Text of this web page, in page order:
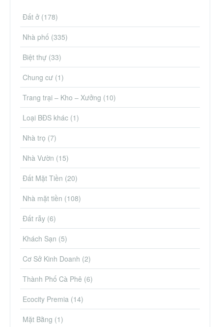
Đất ở (178)
Nhà phố (335)
Biệt thự (33)
Chung cư (1)
Trang trại – Kho – Xưởng (10)
Loại BĐS khác (1)
Nhà trọ (7)
Nhà Vườn (15)
Đất Mặt Tiền (20)
Nhà mặt tiền (108)
Đất rẫy (6)
Khách Sạn (5)
Cơ Sở Kinh Doanh (2)
Thành Phố Cà Phê (6)
Ecocity Premia (14)
Mặt Bằng (1)